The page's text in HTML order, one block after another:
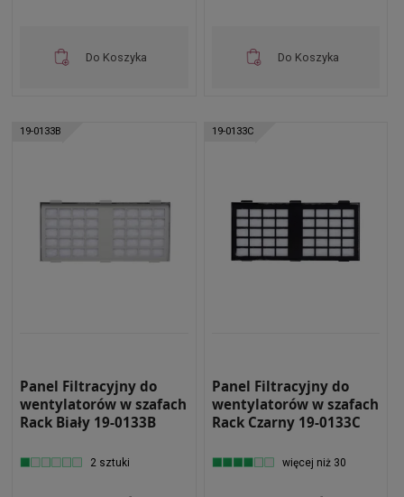
Do Koszyka Do Koszyka
19-0133B
Panel Filtracyjny do
wentylatorów w szafach
Rack Biały 19-0133B
2 sztuki
19-0133C
Panel Filtracyjny do
wentylatorów w szafach
Rack Czarny 19-0133C
więcej niż 30